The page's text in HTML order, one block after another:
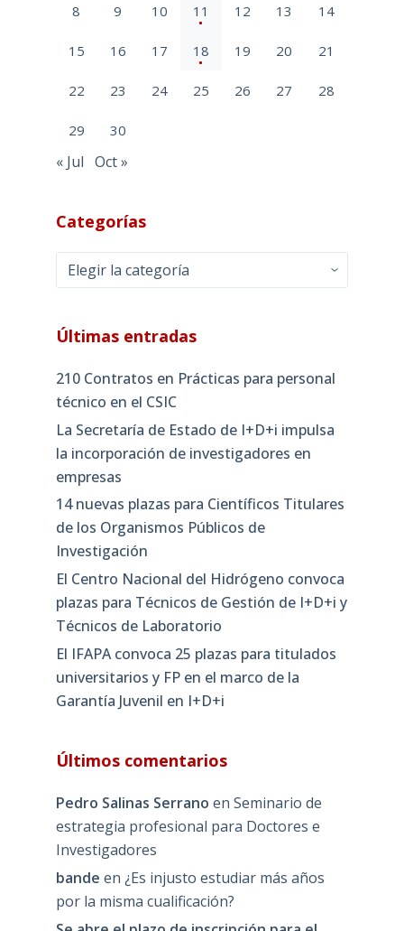
8 9 10 11 12 13 14
15 16 17 18 19 20 21
22 23 24 25 26 27 28
29 30
« Jul Oct »
Categorías
Categorías
Últimas entradas
210 Contratos en Prácticas para personal
técnico en el CSIC
La Secretaría de Estado de I+D+i impulsa
la incorporación de investigadores en
empresas
14 nuevas plazas para Científicos Titulares
de los Organismos Públicos de
Investigación
El Centro Nacional del Hidrógeno convoca
plazas para Técnicos de Gestión de I+D+i y
Técnicos de Laboratorio
El IFAPA convoca 25 plazas para titulados
universitarios y FP en el marco de la
Garantía Juvenil en I+D+i
Últimos comentarios
Pedro Salinas Serrano en Seminario de
estrategia profesional para Doctores e
Investigadores
bande en ¿Es injusto estudiar más años
por la misma cualificación?